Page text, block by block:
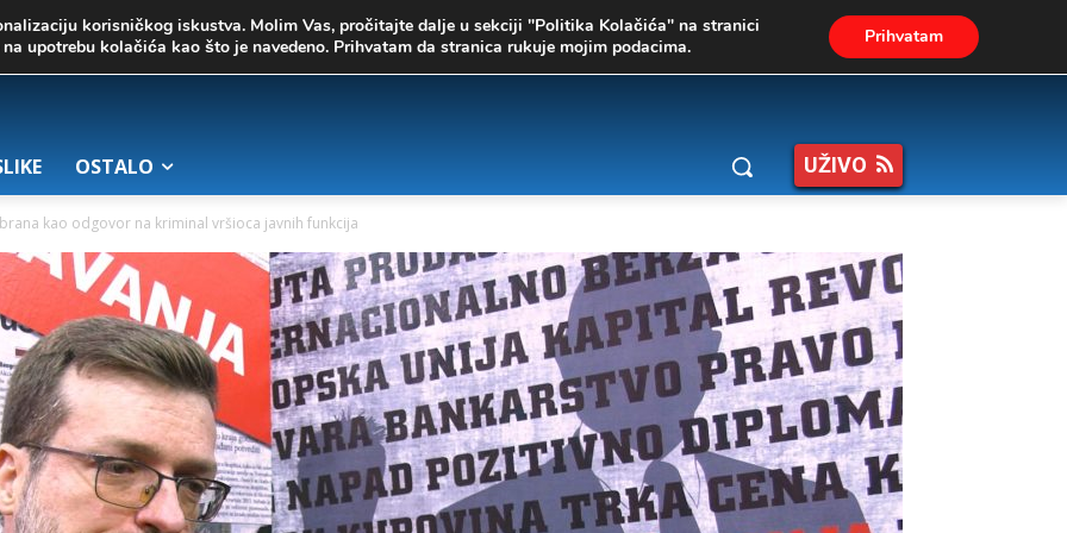
OSTALO UŽIVO
kao odgovor na kriminal vršioca javnih funkcija
korisničkog iskustva. Molim Vas, pročitajte dalje u sekciji "Politika Kolačića" na stranici
upotrebu kolačića kao što je navedeno. Prihvatam da stranica rukuje mojim podacima. Prihvatam